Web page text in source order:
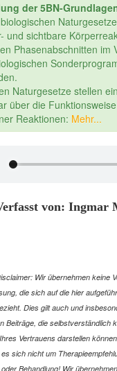
der 5BN-
und sichtbare
Phasenabschnitten im
Naturgesetze stellen
über die
Reaktionen: Mehr...
von: Ingmar
Wir übernehmen keine
die sich auf die hier
Dies gilt auch und
Beiträge, die selbstverständlich
Vertrauens darstellen
sich nicht um
Behandlung! Wir